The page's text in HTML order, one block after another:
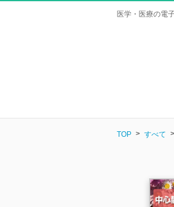
医学・医療の電
TOP すべて